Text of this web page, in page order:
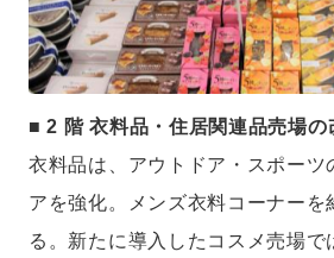
■ 2 階 衣料品・住居関連品売場の
衣料品は、アウトドア・スポーツ
アを強化。メンズ衣料コーナーを
る。新たに導入したコスメ売場で